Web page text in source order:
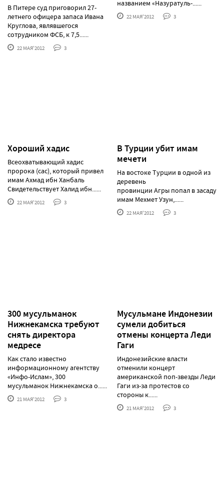
В Питере суд приговорил 27-
летнего офицера запаса Ивана
Круглова, являвшегося
сотрудником ФСБ, к 7,5......
22 МАЯ'2012 3
названием «Назуратуль-......
22 МАЯ'2012 3
Хороший хадис
Всеохватывающий хадис
пророка (сас), который привел
имам Ахмад ибн Ханбаль
Свидетельствует Халид ибн......
22 МАЯ'2012 3
В Турции убит имам
мечети
На востоке Турции в одной из
деревень
провинции Агры попал в засаду
имам Мехмет Узун,......
22 МАЯ'2012 3
300 мусульманок
Нижнекамска требуют
снять директора
медресе
Как стало известно
информационному агентству
«Инфо-Ислам», 300
мусульманок Нижнекамска о......
21 МАЯ'2012 3
Мусульмане Индонезии
сумели добиться
отмены концерта Леди
Гаги
Индонезийские власти
отменили концерт
американской поп-звезды Леди
Гаги из-за протестов со
стороны к......
21 МАЯ'2012 3